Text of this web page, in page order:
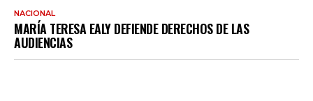
NACIONAL
MARÍA TERESA EALY DEFIENDE DERECHOS DE LAS
AUDIENCIAS